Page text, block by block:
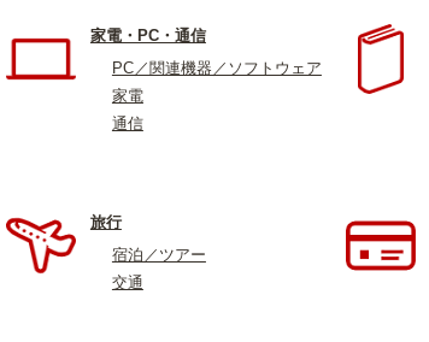
家電・PC・通信
PC／関連機器／ソフトウェア
家電
通信
旅行
宿泊／ツアー
交通